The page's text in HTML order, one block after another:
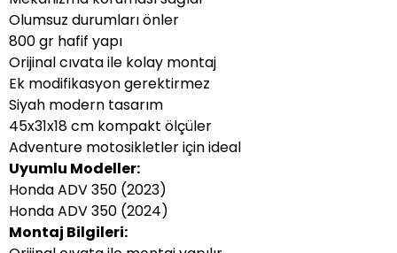
Olumsuz durumları önler
800 gr hafif yapı
Orijinal cıvata ile kolay montaj
Ek modifikasyon gerektirmez
Siyah modern tasarım
45x31x18 cm kompakt ölçüler
Adventure motosikletler için ideal
Uyumlu Modeller:
Honda ADV 350 (2023)
Honda ADV 350 (2024)
Montaj Bilgileri: